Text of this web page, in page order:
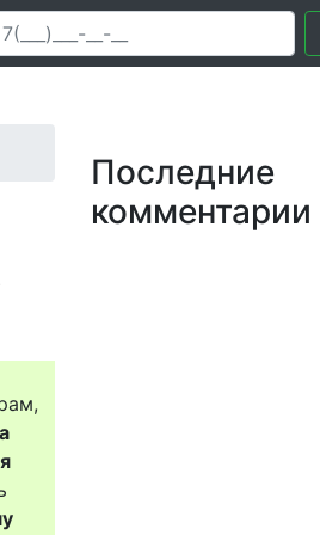
Последние
комментарии